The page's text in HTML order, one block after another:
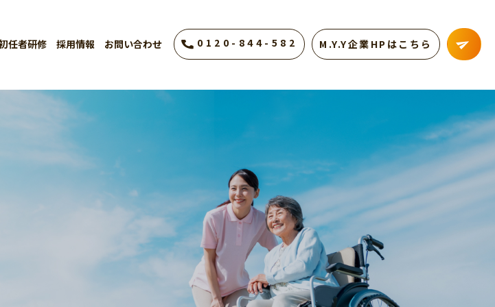
任者研修 採用情報 お問い合わせ 0120-844-582 M.Y.Y企業HPはこちら